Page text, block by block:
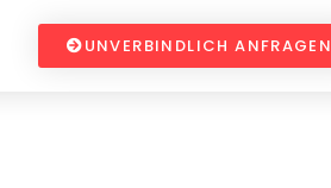
UNVERBINDLICH ANFRAGEN